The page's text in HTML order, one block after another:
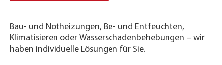
Bau- und Notheizungen, Be- und Entfeuchten,
Klimatisieren oder Wasserschadenbehebungen – wir
haben individuelle Lösungen für Sie.